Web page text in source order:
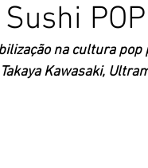
na cultura
Kawasaki,